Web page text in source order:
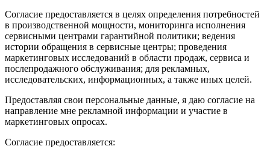
Согласие предоставляется в целях определения потребностей
в производственной мощности, мониторинга исполнения
сервисными центрами гарантийной политики; ведения
истории обращения в сервисные центры; проведения
маркетинговых исследований в области продаж, сервиса и
послепродажного обслуживания; для рекламных,
исследовательских, информационных, а также иных целей.
Предоставляя свои персональные данные, я даю согласие на
направление мне рекламной информации и участие в
маркетинговых опросах.
Согласие предоставляется: